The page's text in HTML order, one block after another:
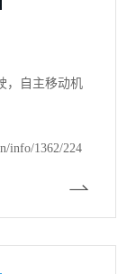
，自主移动机
info/1362/224